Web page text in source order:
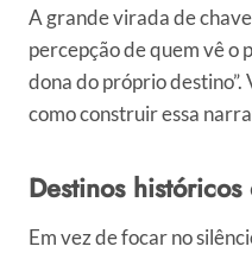
A grande virada de
percepção de quem vê o
dona do próprio destino”.
como construir essa
Destinos
Em vez de focar no